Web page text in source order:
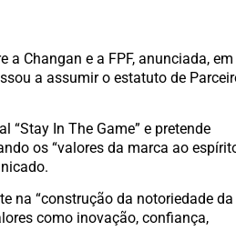
Changan e a FPF, anunciada, em
a assumir o estatuto de
In The Game” e pretende
os “valores da marca ao
na “construção da notoriedade da
como inovação, confiança,